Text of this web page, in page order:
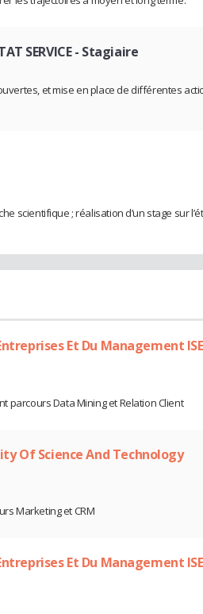
SERVICE- Stagiaire
et mise en place de différentes
scientifique ; réalisation d’un stage sur
Et Du Management
parcours Data Mining et Relation Client
Of Science And Technology
Marketing et CRM
Et Du Management